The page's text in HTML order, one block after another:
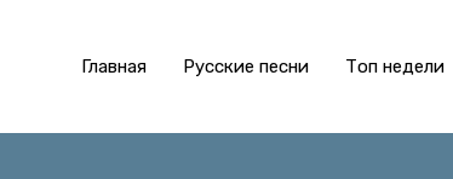
Главная Русские песни Топ недели